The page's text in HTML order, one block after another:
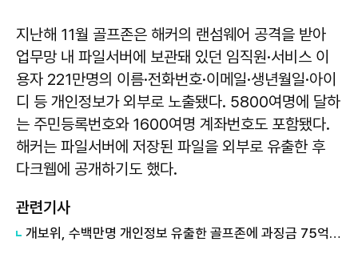
지난해 11월 골프존은 해커의 랜섬웨어 공격을 받아
업무망 내 파일서버에 보관돼 있던 임직원·서비스 이
용자 221만명의 이름·전화번호·이메일·생년월일·아이
디 등 개인정보가 외부로 노출됐다. 5800여명에 달하
는 주민등록번호와 1600여명 계좌번호도 포함됐다.
해커는 파일서버에 저장된 파일을 외부로 유출한 후
다크웹에 공개하기도 했다.
관련기사
개보위, 수백만명 개인정보 유출한 골프존에 과징금 75억 부과